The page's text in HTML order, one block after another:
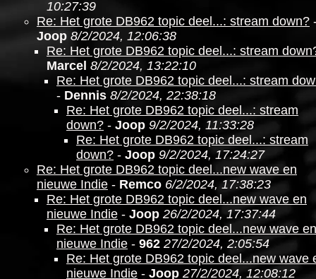
10:27:39
Re: Het grote DB962 topic deel...: stream down?
Joop 8/2/2024, 12:06:38
Re: Het grote DB962 topic deel...: stream
Marcel 8/2/2024, 13:22:10
Re: Het grote DB962 topic deel...: stream
- Dennis 8/2/2024, 22:38:18
Re: Het grote DB962 topic deel...: stream
down? - Joop 9/2/2024, 11:33:28
Re: Het grote DB962 topic deel...: stream
down? - Joop 9/2/2024, 17:24:27
Re: Het grote DB962 topic deel...new wave en
nieuwe Indie - Remco 6/2/2024, 17:38:23
Re: Het grote DB962 topic deel...new wave en
nieuwe Indie - Joop 26/2/2024, 17:37:44
Re: Het grote DB962 topic deel...new wave en
nieuwe Indie - 962 27/2/2024, 2:05:54
Re: Het grote DB962 topic deel...new wave
nieuwe Indie - Joop 27/2/2024, 12:08:12